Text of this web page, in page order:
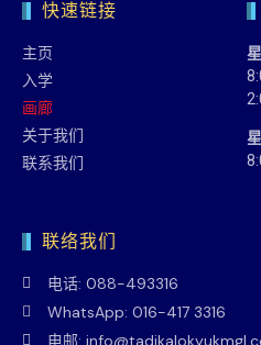
快速链接
主页
入学
画廊
关于我们
联系我们
联络我们
电话: 088-493316
WhatsApp: 016-417 3316
电邮: